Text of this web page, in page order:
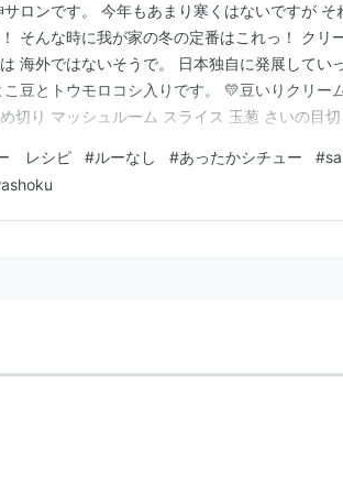
サロンです。 今年もあまり寒くはないですが そ
そんな時に我が家の冬の定番はこれっ！ クリ
海外ではないそうで。 日本独自に発展してい
豆とトウモロコシ入りです。 💛豆いりクリー
切り マッシュルーム スライス 玉葱 さいの目
一枚 深い鍋に材料をいれ、ひたひたの水を加え
レシピ #ルーなし #あったかシチュー #